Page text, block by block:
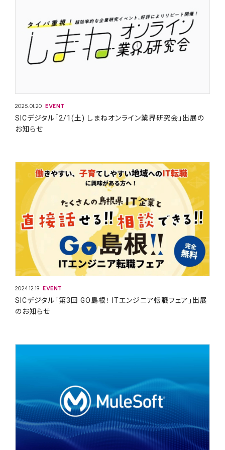
SICデジタル「2/1(土) しまねオンライン業界研究会」出展の
お知らせ
2025.01.20 EVENT
SICデジタル「第3回 GO島根！ ITエンジニア転職フェア」出展
のお知らせ
2024.12.19 EVENT